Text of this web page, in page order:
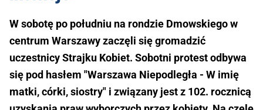
W sobotę po południu na rondzie Dmowskiego w
centrum Warszawy zaczęli się gromadzić
uczestnicy Strajku Kobiet. Sobotni protest odbywa
się pod hasłem "Warszawa Niepodległa - W imię
matki, córki, siostry" i związany jest z 102. rocznicą